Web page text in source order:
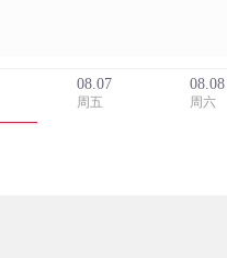
08.07
周五
08.08
周六